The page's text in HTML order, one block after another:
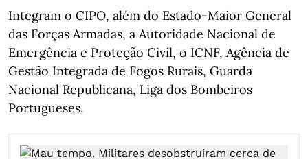
Integram o CIPO, além do Estado-Maior General
das Forças Armadas, a Autoridade Nacional de
Emergência e Proteção Civil, o ICNF, Agência de
Gestão Integrada de Fogos Rurais, Guarda
Nacional Republicana, Liga dos Bombeiros
Portugueses.